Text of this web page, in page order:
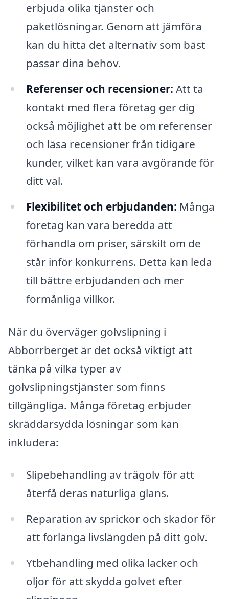
erbjuda olika tjänster och
paketlösningar. Genom att jämföra
kan du hitta det alternativ som bäst
passar dina behov.
Referenser och recensioner: Att ta
kontakt med flera företag ger dig
också möjlighet att be om referenser
och läsa recensioner från tidigare
kunder, vilket kan vara avgörande för
ditt val.
Flexibilitet och erbjudanden: Många
företag kan vara beredda att
förhandla om priser, särskilt om de
står inför konkurrens. Detta kan leda
till bättre erbjudanden och mer
förmånliga villkor.
När du överväger golvslipning i
Abborrberget är det också viktigt att
tänka på vilka typer av
golvslipningstjänster som finns
tillgängliga. Många företag erbjuder
skräddarsydda lösningar som kan
inkludera:
Slipebehandling av trägolv för att
återfå deras naturliga glans.
Reparation av sprickor och skador för
att förlänga livslängden på ditt golv.
Ytbehandling med olika lacker och
oljor för att skydda golvet efter